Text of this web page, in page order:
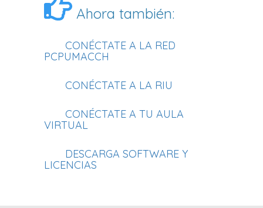
Ahora también:
CONÉCTATE A LA RED
PCPUMACCH
CONÉCTATE A LA RIU
CONÉCTATE A TU AULA
VIRTUAL
DESCARGA SOFTWARE Y
LICENCIAS